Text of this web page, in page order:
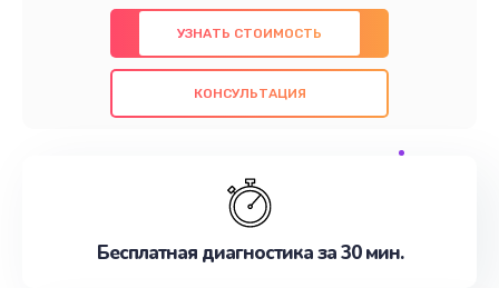
предлагаем быстрый и качественный ремонт с
использованием оригинальных компонентов, а
также гарантируем качество всех
проведенных работ. Наша цель - предоставить
обслуживание, удовлетворяя их потребности
наилучшим образом. Не медлите записаться на
УЗНАТЬ СТОИМОСТЬ
КОНСУЛЬТАЦИЯ
Бесплатная диагностика за 30 мин.